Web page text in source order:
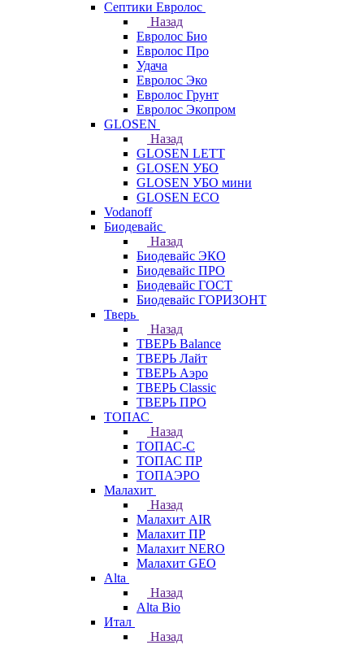
Септики Евролос
Назад
Евролос Био
Евролос Про
Удача
Евролос Эко
Евролос Грунт
Евролос Экопром
GLOSEN
Назад
GLOSEN LETT
GLOSEN УБО
GLOSEN УБО мини
GLOSEN ECO
Vodanoff
Биодевайс
Назад
Биодевайс ЭКО
Биодевайс ПРО
Биодевайс ГОСТ
Биодевайс ГОРИЗОНТ
Тверь
Назад
ТВЕРЬ Balance
ТВЕРЬ Лайт
ТВЕРЬ Аэро
ТВЕРЬ Classic
ТВЕРЬ ПРО
ТОПАС
Назад
ТОПАС-С
ТОПАС ПР
ТОПАЭРО
Малахит
Назад
Малахит AIR
Малахит ПР
Малахит NERO
Малахит GEO
Alta
Назад
Alta Bio
Итал
Назад